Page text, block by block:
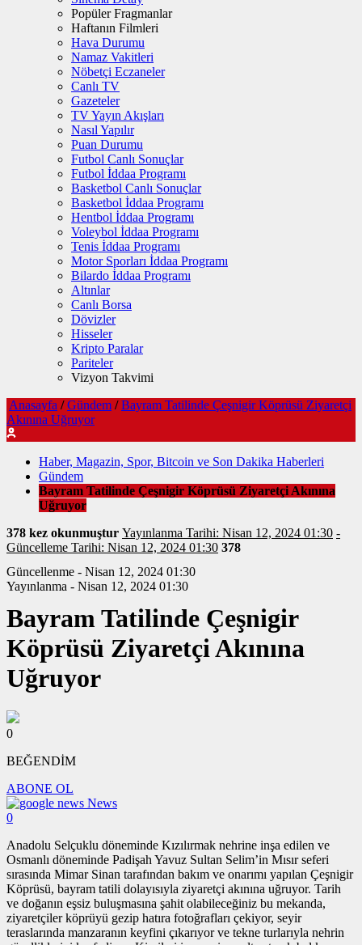
Popüler Fragmanlar
Haftanın Filmleri
Hava Durumu
Namaz Vakitleri
Nöbetçi Eczaneler
Canlı TV
Gazeteler
TV Yayın Akışları
Nasıl Yapılır
Puan Durumu
Futbol Canlı Sonuçlar
Futbol İddaa Programı
Basketbol Canlı Sonuçlar
Basketbol İddaa Programı
Hentbol İddaa Programı
Voleybol İddaa Programı
Tenis İddaa Programı
Motor Sporları İddaa Programı
Bilardo İddaa Programı
Altınlar
Canlı Borsa
Dövizler
Hisseler
Kripto Paralar
Pariteler
Vizyon Takvimi
Anasayfa / Gündem / Bayram Tatilinde Çeşnigir Köprüsü Ziyaretçi
Akınına Uğruyor
Haber, Magazin, Spor, Bitcoin ve Son Dakika Haberleri
Gündem
Bayram Tatilinde Çeşnigir Köprüsü Ziyaretçi Akınına
Uğruyor
378 kez okunmuştur Yayınlanma Tarihi: Nisan 12, 2024 01:30 -
Güncelleme Tarihi: Nisan 12, 2024 01:30 378
Güncellenme - Nisan 12, 2024 01:30
Yayınlanma - Nisan 12, 2024 01:30
Bayram Tatilinde Çeşnigir
Köprüsü Ziyaretçi Akınına
Uğruyor
0
BEĞENDİM
ABONE OL
News
0
Anadolu Selçuklu döneminde Kızılırmak nehrine inşa edilen ve
Osmanlı döneminde Padişah Yavuz Sultan Selim’in Mısır seferi
sırasında Mimar Sinan tarafından bakım ve onarımı yapılan Çeşnigir
Köprüsü, bayram tatili dolayısıyla ziyaretçi akınına uğruyor. Tarih
ve doğanın eşsiz buluşmasına şahit olabileceğiniz bu mekanda,
ziyaretçiler köprüyü gezip hatıra fotoğrafları çekiyor, seyir
teraslarında manzaranın keyfini çıkarıyor ve tekne turlarıyla nehrin